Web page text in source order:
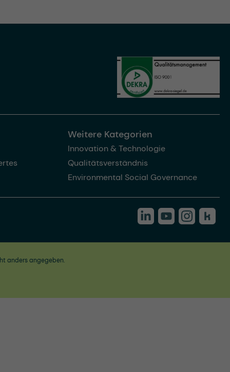
Weitere Kategorien
Innovation & Technologie
Qualitätsverständnis
Environmental Social Governance
anders angegeben.